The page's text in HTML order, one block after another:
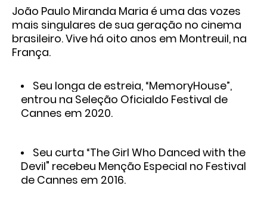
João Paulo Miranda Maria é uma das vozes
mais singulares de sua geração no cinema
brasileiro. Vive há oito anos em Montreuil, na
França.
Seu longa de estreia, “MemoryHouse”,
entrou na Seleção Oficialdo Festival de
Cannes em 2020.
Seu curta “The Girl Who Danced with the
Devil" recebeu Menção Especial no Festival
de Cannes em 2016.